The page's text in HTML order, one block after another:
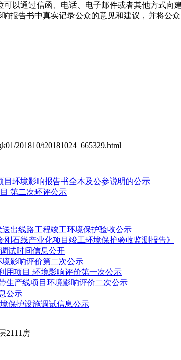
以通过信函、电话、电子邮件或者其他方式向
报告书中真实记录公众的意见和建议，并将公
201810/t20181024_665329.html
目环境影响报告书全本及公参说明的公示
第二次环评公示
出线路工程竣工环境保护验收公示
石线产业化项目竣工环境保护验收监测报告》
试时间信息公开
影响评价第二次公示
用项目 环境影响评价第一次公示
生产线项目环境影响评价二次公示
公示
保护设施调试信息公示
2111房